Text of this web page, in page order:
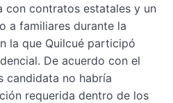
con contratos estatales y un
a familiares durante la
la que Quilcué participó
De acuerdo con el
candidata no habría
requerida dentro de los